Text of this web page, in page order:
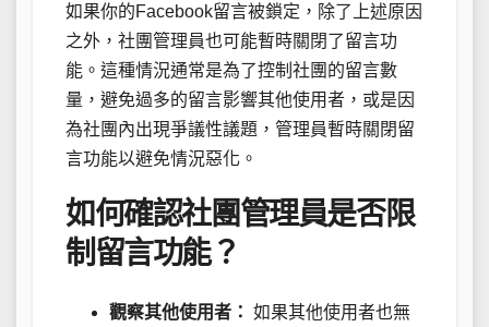
如果你的Facebook留言被鎖定，除了上述原因
之外，社團管理員也可能暫時關閉了留言功
能。這種情況通常是為了控制社團的留言數
量，避免過多的留言影響其他使用者，或是因
為社團內出現爭議性議題，管理員暫時關閉留
言功能以避免情況惡化。
如何確認社團管理員是否限
制留言功能？
觀察其他使用者： 如果其他使用者也無